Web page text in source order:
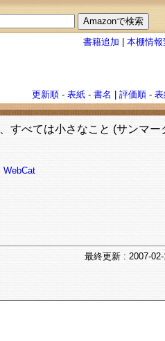
書籍追加 |本棚情報
更新順 -表紙 -書名 |評価順 -
すべては小さなこと (サンマー
WebCat
最終更新: 2007-02-